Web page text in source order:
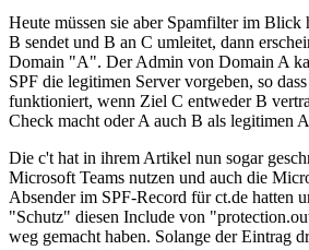
Heute müssen sie aber Spamfilter im Blick
B sendet und B an C umleitet, dann
Domain "A". Der Admin von Domain A
SPF die legitimen Server vorgeben, so
funktioniert, wenn Ziel C entweder B
Check macht oder A auch B als legitimen
Die c't hat in ihrem Artikel nun sogar
Microsoft Teams nutzen und auch die
Absender im SPF-Record für ct.de hatten
"Schutz" diesen Include von
weg gemacht haben. Solange der Eintrag